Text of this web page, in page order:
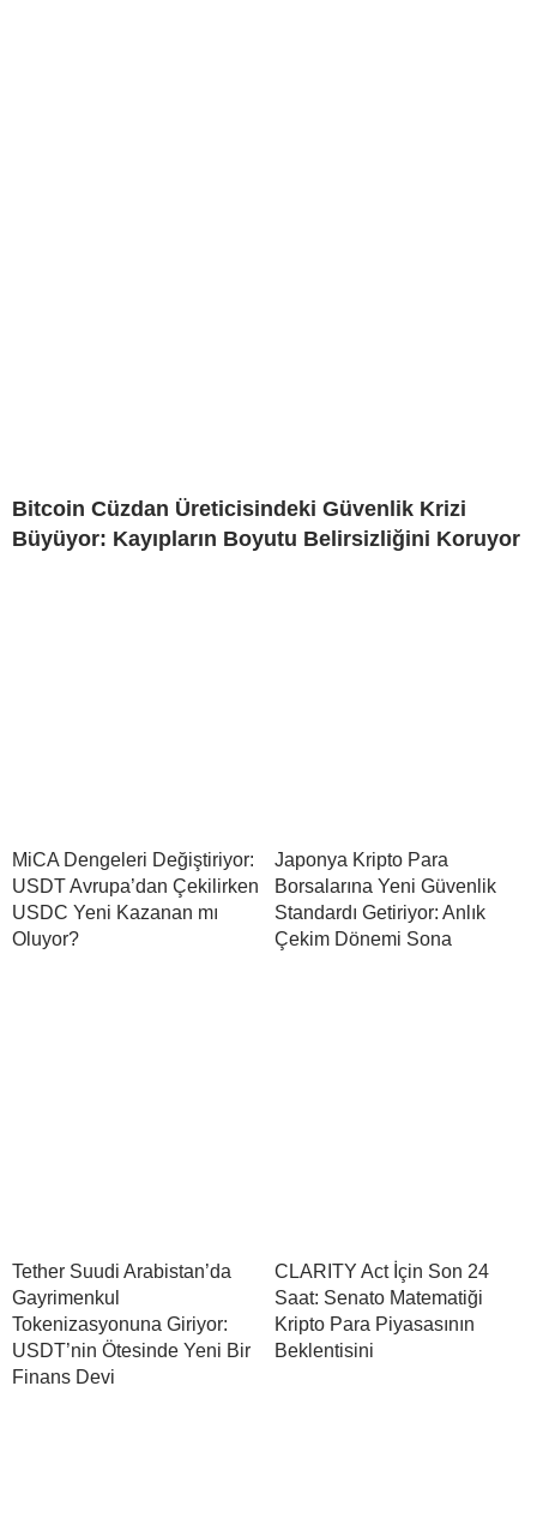
Bitcoin Cüzdan Üreticisindeki Güvenlik Krizi
Büyüyor: Kayıpların Boyutu Belirsizliğini Koruyor
MiCA Dengeleri Değiştiriyor:
USDT Avrupa’dan Çekilirken
USDC Yeni Kazanan mı
Oluyor?
Japonya Kripto Para
Borsalarına Yeni Güvenlik
Standardı Getiriyor: Anlık
Çekim Dönemi Sona
Tether Suudi Arabistan’da
Gayrimenkul
Tokenizasyonuna Giriyor:
USDT’nin Ötesinde Yeni Bir
Finans Devi
CLARITY Act İçin Son 24
Saat: Senato Matematiği
Kripto Para Piyasasının
Beklentisini